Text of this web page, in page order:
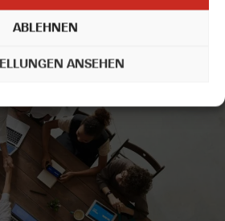
ABLEHNEN
ANSEHEN
MEHR ERFAHREN